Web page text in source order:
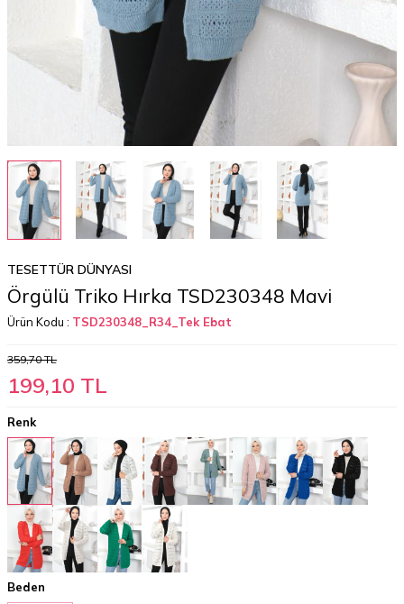
TESETTÜR DÜNYASI
Örgülü Triko Hırka TSD230348 Mavi
Ürün Kodu : TSD230348_R34_Tek Ebat
359,70TL
199,10 TL
Renk
Beden